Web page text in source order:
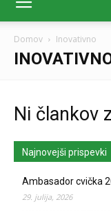
Domov Inovativno
Ni člankov
Najnovejši prispevki
Ambasador cvička
29. julija, 2026